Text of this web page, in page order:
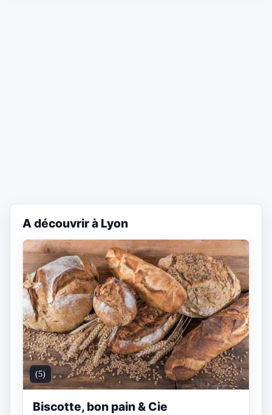
A découvrir à Lyon
(5)
Biscotte, bon pain & Cie